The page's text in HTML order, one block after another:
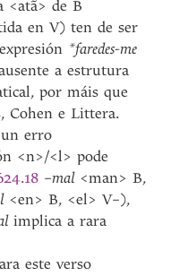
<atã> de B
en V) ten de ser
*faredes-me
a estrutura
por máis que
Cohen e Littera.
un erro
<n>/<l> pode
–mal<man> B,
<en> B, <el> V–),
implica a rara
este verso